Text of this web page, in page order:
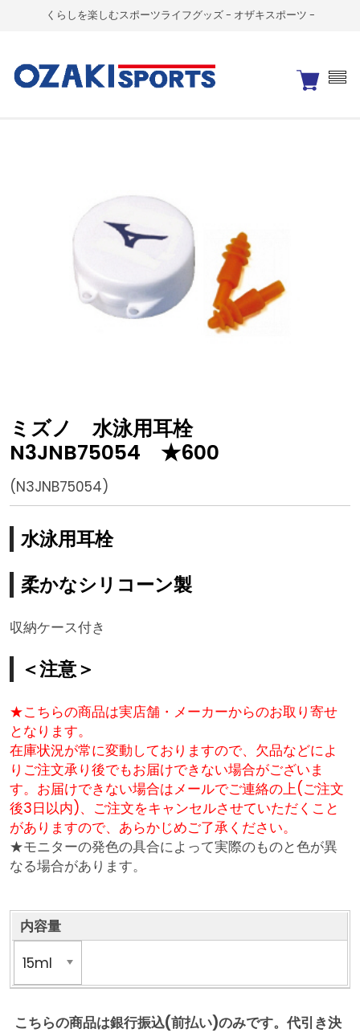
くらしを楽しむスポーツライフグッズ - オザキスポーツ -
ミズノ 水泳用耳栓
N3JNB75054 ★600
(N3JNB75054)
水泳用耳栓
柔かなシリコーン製
収納ケース付き
＜注意＞
★こちらの商品は実店舗・メーカーからのお取り寄せ
となります。
在庫状況が常に変動しておりますので、欠品などによ
りご注文承り後でもお届けできない場合がございま
す。お届けできない場合はメールでご連絡の上(ご注文
後3日以内)、ご注文をキャンセルさせていただくこと
がありますので、あらかじめご了承ください。
★モニターの発色の具合によって実際のものと色が異
なる場合があります。
内容量
こちらの商品は銀行振込(前払い)のみです。代引き決